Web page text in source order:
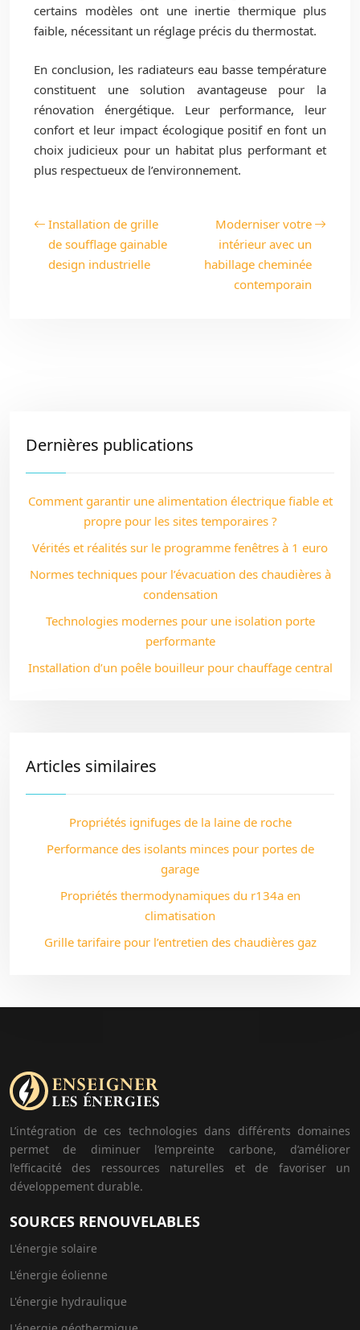
certains modèles ont une inertie thermique plus
faible, nécessitant un réglage précis du thermostat.
En conclusion, les radiateurs eau basse température
constituent une solution avantageuse pour la
rénovation énergétique. Leur performance, leur
confort et leur impact écologique positif en font un
choix judicieux pour un habitat plus performant et
plus respectueux de l’environnement.
Installation de grille
de soufflage gainable
design industrielle
Moderniser votre
intérieur avec un
habillage cheminée
contemporain
Dernières publications
Comment garantir une alimentation électrique fiable et
propre pour les sites temporaires ?
Vérités et réalités sur le programme fenêtres à 1 euro
Normes techniques pour l’évacuation des chaudières à
condensation
Technologies modernes pour une isolation porte
performante
Installation d’un poêle bouilleur pour chauffage central
Articles similaires
Propriétés ignifuges de la laine de roche
Performance des isolants minces pour portes de
garage
Propriétés thermodynamiques du r134a en
climatisation
Grille tarifaire pour l’entretien des chaudières gaz
L’intégration de ces technologies dans différents domaines
permet de diminuer l’empreinte carbone, d’améliorer
l’efficacité des ressources naturelles et de favoriser un
développement durable.
SOURCES RENOUVELABLES
L'énergie solaire
L'énergie éolienne
L'énergie hydraulique